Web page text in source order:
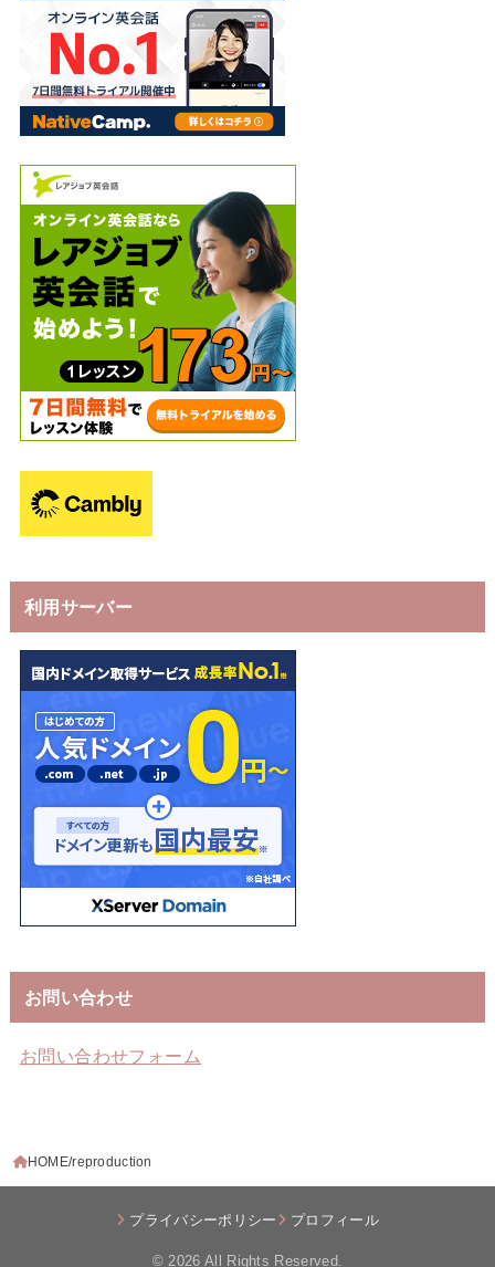
利用サーバー
お問い合わせ
お問い合わせフォーム
HOME reproduction
プライバシーポリシー プロフィール
© 2026 All Rights Reserved.